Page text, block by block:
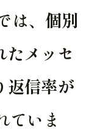
、 個別
たメッセ
返信率が
ていま